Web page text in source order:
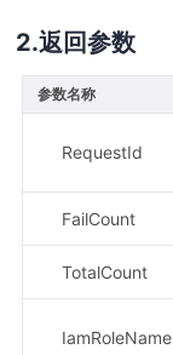
返回参数
参数名称
RequestId
FailCount
TotalCount
IamRoleName